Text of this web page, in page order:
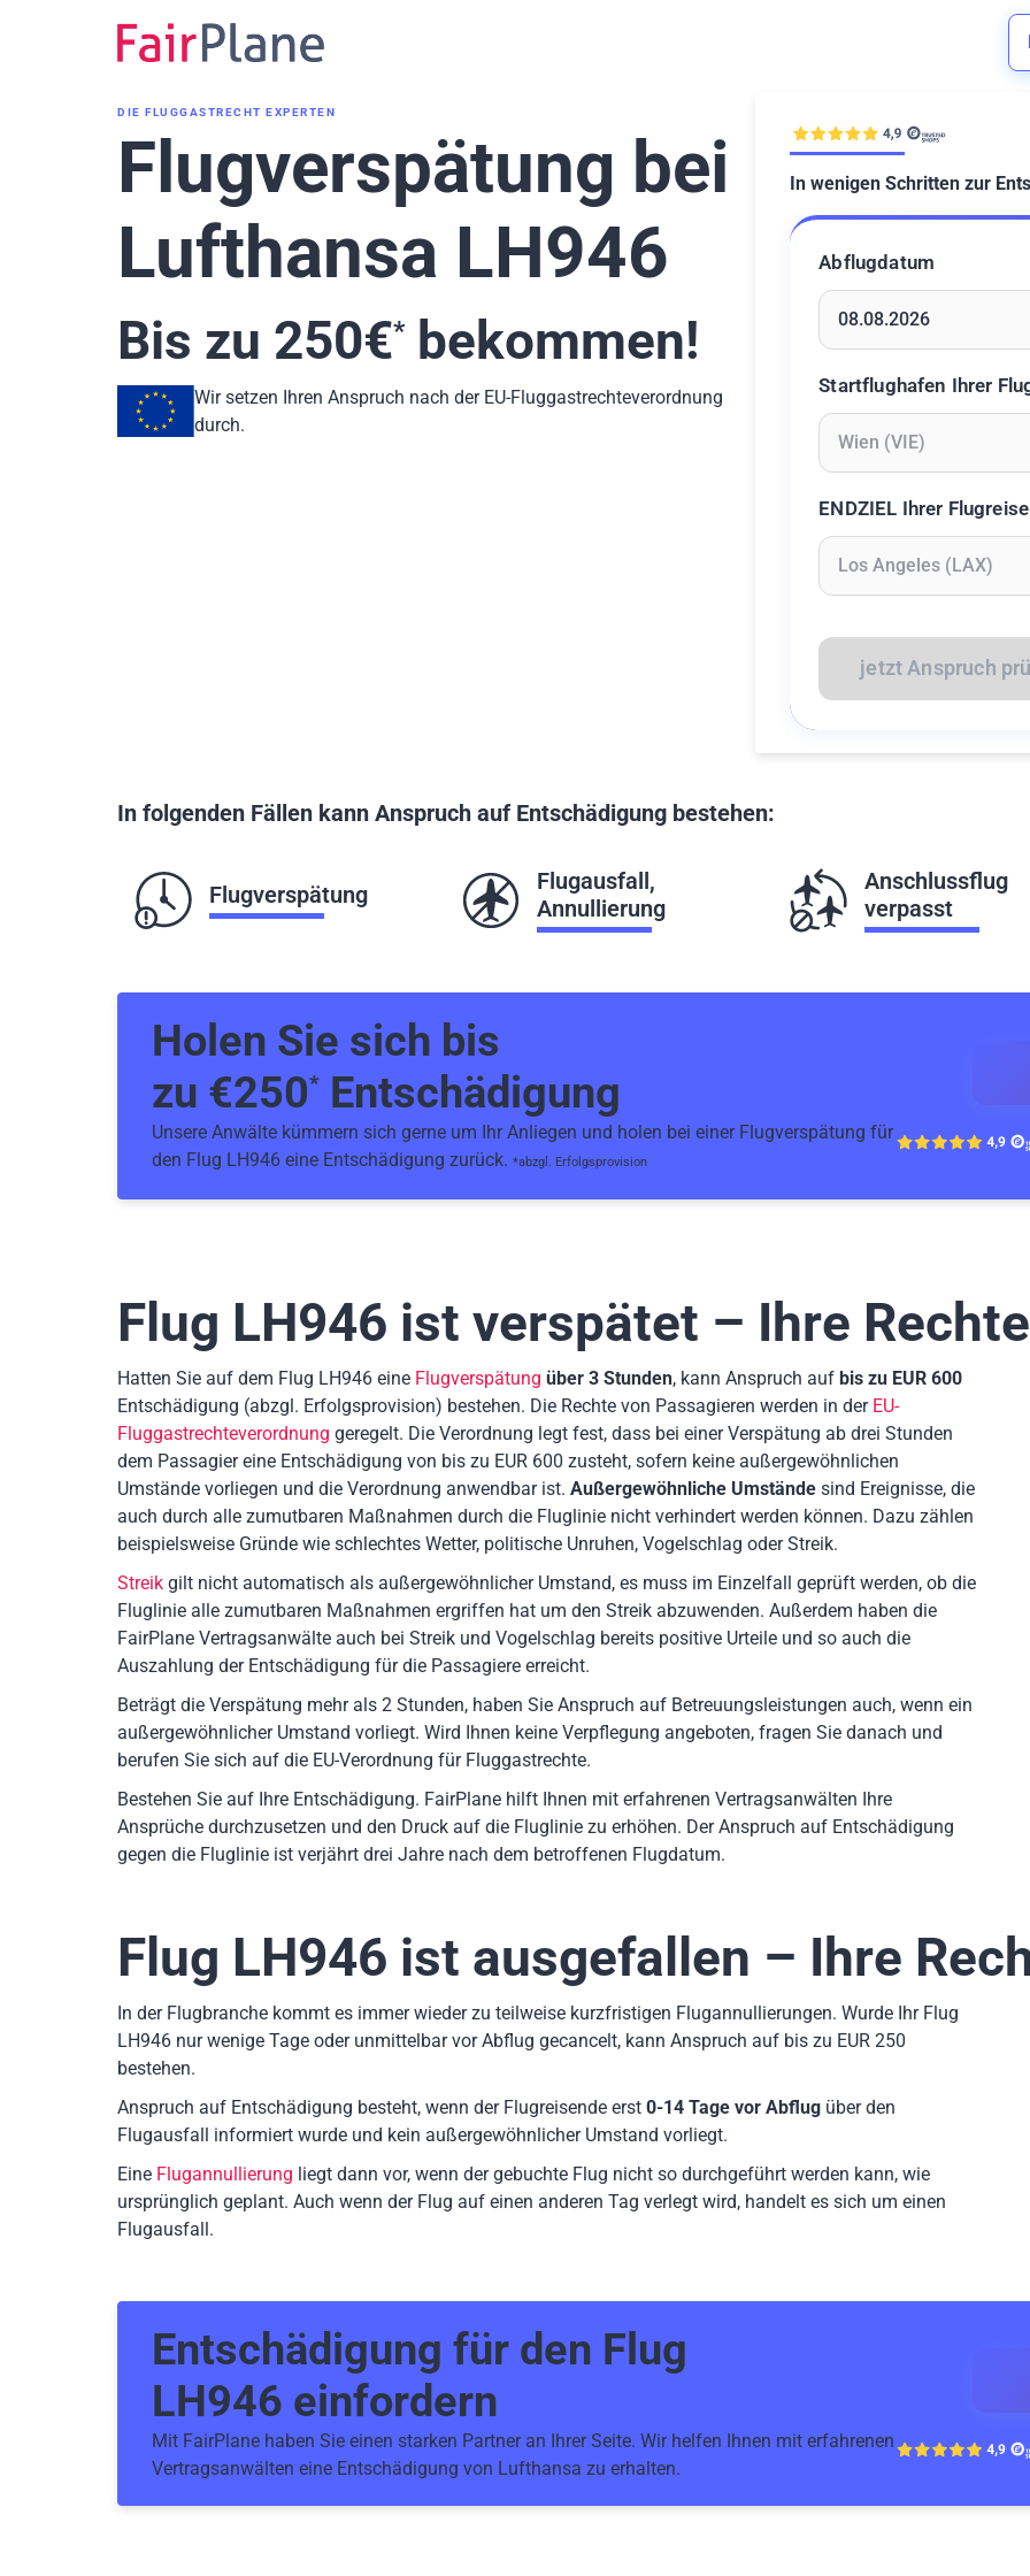
DIE FLUGGASTRECHT EXPERTEN
Flugverspätung bei
Lufthansa LH946
Bis zu 250€*bekommen!
Wir setzen Ihren Anspruch nach der EU-Fluggastrechteverordnung
durch.
In wenigen Schritten zur
Abflugdatum
Startflughafen Ihrer
ENDZIEL Ihrer Flugreise
jetzt Anspruch
In folgenden Fällen kann Anspruch auf Entschädigung bestehen:
Flugverspätung
Flugausfall,
Annullierung
Anschlussflug
verpasst
Holen Sie sich bis
zu €250* Entschädigung
Unsere Anwälte kümmern sich gerne um Ihr Anliegen und holen bei einer Flugverspätung für
den Flug LH946 eine Entschädigung zurück. *abzgl. Erfolgsprovision
Flug LH946 ist verspätet – Ihre Rechte
Hatten Sie auf dem Flug LH946 eine Flugverspätung über 3 Stunden, kann Anspruch auf bis zu EUR 600
Entschädigung (abzgl. Erfolgsprovision) bestehen. Die Rechte von Passagieren werden in der EU-
Fluggastrechteverordnung geregelt. Die Verordnung legt fest, dass bei einer Verspätung ab drei Stunden
dem Passagier eine Entschädigung von bis zu EUR 600 zusteht, sofern keine außergewöhnlichen
Umstände vorliegen und die Verordnung anwendbar ist. Außergewöhnliche Umstände sind Ereignisse, die
auch durch alle zumutbaren Maßnahmen durch die Fluglinie nicht verhindert werden können. Dazu zählen
beispielsweise Gründe wie schlechtes Wetter, politische Unruhen, Vogelschlag oder Streik.
Streik gilt nicht automatisch als außergewöhnlicher Umstand, es muss im Einzelfall geprüft werden, ob die
Fluglinie alle zumutbaren Maßnahmen ergriffen hat um den Streik abzuwenden. Außerdem haben die
FairPlane Vertragsanwälte auch bei Streik und Vogelschlag bereits positive Urteile und so auch die
Auszahlung der Entschädigung für die Passagiere erreicht.
Beträgt die Verspätung mehr als 2 Stunden, haben Sie Anspruch auf Betreuungsleistungen auch, wenn ein
außergewöhnlicher Umstand vorliegt. Wird Ihnen keine Verpflegung angeboten, fragen Sie danach und
berufen Sie sich auf die EU-Verordnung für Fluggastrechte.
Bestehen Sie auf Ihre Entschädigung. FairPlane hilft Ihnen mit erfahrenen Vertragsanwälten Ihre
Ansprüche durchzusetzen und den Druck auf die Fluglinie zu erhöhen. Der Anspruch auf Entschädigung
gegen die Fluglinie ist verjährt drei Jahre nach dem betroffenen Flugdatum.
Flug LH946 ist ausgefallen – Ihre
In der Flugbranche kommt es immer wieder zu teilweise kurzfristigen Flugannullierungen. Wurde Ihr Flug
LH946 nur wenige Tage oder unmittelbar vor Abflug gecancelt, kann Anspruch auf bis zu EUR 250
bestehen.
Anspruch auf Entschädigung besteht, wenn der Flugreisende erst 0-14 Tage vor Abflug über den
Flugausfall informiert wurde und kein außergewöhnlicher Umstand vorliegt.
Eine Flugannullierung liegt dann vor, wenn der gebuchte Flug nicht so durchgeführt werden kann, wie
ursprünglich geplant. Auch wenn der Flug auf einen anderen Tag verlegt wird, handelt es sich um einen
Flugausfall.
Entschädigung für den Flug
LH946 einfordern
Mit FairPlane haben Sie einen starken Partner an Ihrer Seite. Wir helfen Ihnen mit erfahrenen
Vertragsanwälten eine Entschädigung von Lufthansa zu erhalten.